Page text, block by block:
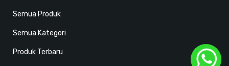
Semua Produk
Semua Kategori
Produk Terbaru